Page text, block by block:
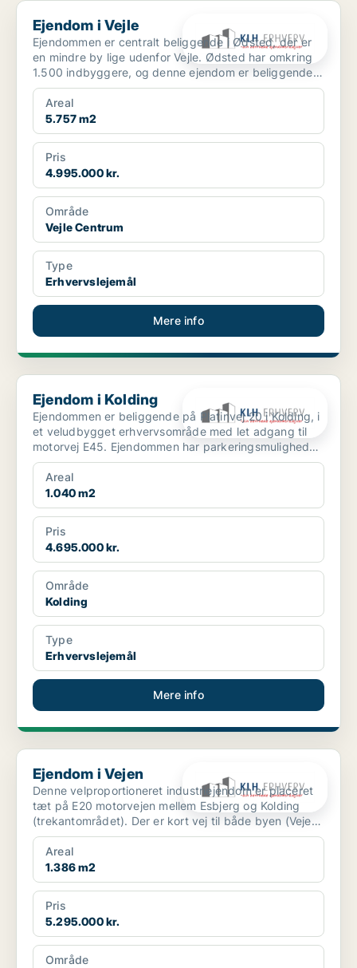
Ejendom i Vejle
Ejendom i Vejle
Ejendommen er centralt beliggende i Ødsted, der er
en mindre by lige udenfor Vejle. Ødsted har omkring
1.500 indbyggere, og denne ejendom er beliggende
midt ...
Areal
5.757 m2
Pris
4.995.000 kr.
Område
Vejle Centrum
Type
Erhvervslejemål
Mere info
Ejendom i Kolding
Ejendom i Kolding
Ejendommen er beliggende på Platinvej 20 i Kolding, i
et veludbygget erhvervsområde med let adgang til
motorvej E45. Ejendommen har parkeringsmuligheder
...
Areal
1.040 m2
Pris
4.695.000 kr.
Område
Kolding
Type
Erhvervslejemål
Mere info
Ejendom i Vejen
Ejendom i Vejen
Denne velproportioneret industriejendom er placeret
tæt på E20 motorvejen mellem Esbjerg og Kolding
(trekantområdet). Der er kort vej til både byen (Vejen)
o...
Areal
1.386 m2
Pris
5.295.000 kr.
Område